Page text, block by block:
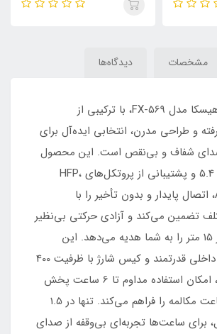
مشخصات دیدگاه‌ها
هدفون بی‌سیم هیسکا مدل FX-569، با ترکیبی از
و طراحی مدرن، انتخابی ایده‌آل برای
صدای شفاف و بی‌نقص است. این محصول
با نسخه بلوتوث 5.4 و پشتیبانی از پروتکل‌های HFP،
A2DP و AVRCP، اتصال پایدار و بدون تأخیر را با
تضمین می‌کند و آزادی حرکتی بی‌نظیر
تا فاصله بیش از 15 متر را به شما هدیه می‌دهد. این
هدفون با باتری داخلی قدرتمند و کیس شارژ با ظرفیت 400
میلی‌آمپر ساعت، امکان استفاده مداوم تا 6 ساعت پخش
موسیقی یا 5 ساعت مکالمه را فراهم می‌کند. تنها در 1.5
برای ساعت‌ها تجربه‌ای بی‌وقفه از صدای